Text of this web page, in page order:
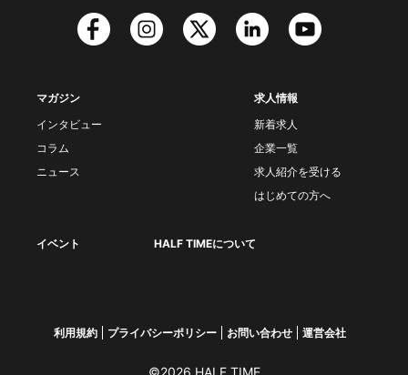
マガジン
インタビュー
コラム
ニュース
求人情報
新着求人
企業一覧
求人紹介を受ける
はじめての方へ
イベント HALF TIMEについて
利用規約 プライバシーポリシー お問い合わせ 運営会社
©2026 HALF TIME